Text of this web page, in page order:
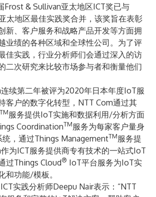
Frost & Sullivan亚太地区ICT奖已与
太地区最佳实践奖合并，该奖旨在表彰
新、客户服务和战略产品开发等方面拥
业绩的各种区域和全球性公司。为了评
佳实践，行业分析师们会通过深入的访
二次研究来比较市场参与者和衡量他们
续第二年被评为2020年日本年度IoT服
客户的数字化转型，NTT Com通过其
TM服务提供IoT实施和数据利用/分析方面
CoordinationTM服务为每家客户量身
，通过Things ManagementTM服务提
为ICT服务提供商专有技术的一站式IoT
过Things Cloud® IoT平台服务为IoT实
和功能/模板。
实践分析师Deepu Nair表示：“NTT